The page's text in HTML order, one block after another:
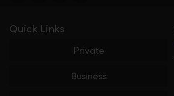
Quick Links
Private
Business